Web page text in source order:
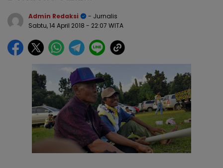
Admin Redaksi
- Jurnalis
Sabtu, 14 April 2018 - 22:07 WITA